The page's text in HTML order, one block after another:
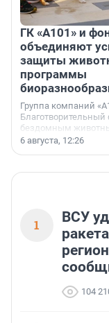
ГК «А101» и
объединяют
защиты
программы
Группа компаний
бездомным
заключили
6 августа, 12:26
1
ВСУ
104